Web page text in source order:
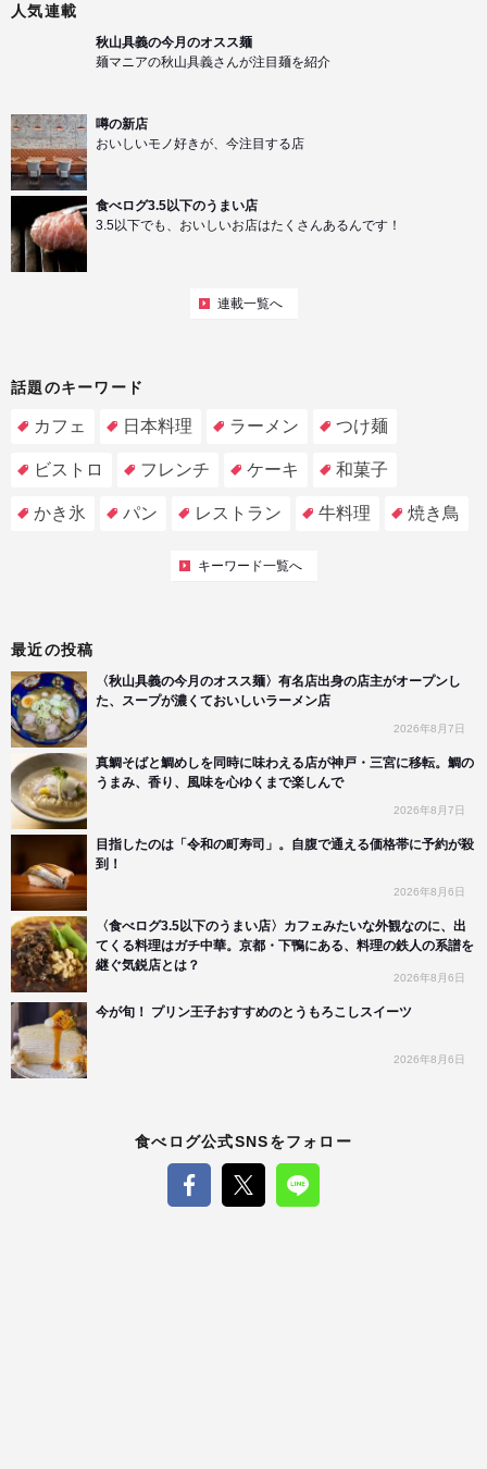
人気連載
秋山具義の今月のオスス麺
麺マニアの秋山具義さんが注目麺を紹介
噂の新店
おいしいモノ好きが、今注目する店
食べログ3.5以下のうまい店
3.5以下でも、おいしいお店はたくさんあるんです！
連載一覧へ
話題のキーワード
カフェ 日本料理 ラーメン つけ麺
ビストロ フレンチ ケーキ 和菓子
かき氷 パン レストラン 牛料理 焼き鳥
キーワード一覧へ
最近の投稿
〈秋山具義の今月のオスス麺〉有名店出身の店主がオープンし
た、スープが濃くておいしいラーメン店
2026年8月7日
真鯛そばと鯛めしを同時に味わえる店が神戸・三宮に移転。鯛の
うまみ、香り、風味を心ゆくまで楽しんで
2026年8月7日
目指したのは「令和の町寿司」。自腹で通える価格帯に予約が殺
到！
2026年8月6日
〈食べログ3.5以下のうまい店〉カフェみたいな外観なのに、出
てくる料理はガチ中華。京都・下鴨にある、料理の鉄人の系譜を
継ぐ気鋭店とは？
2026年8月6日
今が旬！ プリン王子おすすめのとうもろこしスイーツ
2026年8月6日
食べログ公式SNSをフォロー